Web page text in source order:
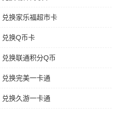
换家乐福超市卡
兑换Q币卡
换联通积分Q币
换完美一卡通
换久游一卡通